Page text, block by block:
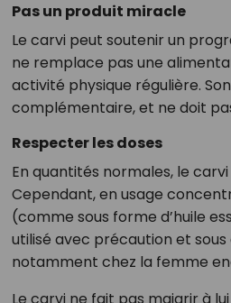
Pas un produit miracle
Le carvi peut soutenir un
ne remplace pas une
activité physique régulière.
complémentaire, et ne doit
Respecter les doses
En quantités normales, le
Cependant, en usage
(comme sous forme d’huile
utilisé avec précaution et sous
notamment chez la femme